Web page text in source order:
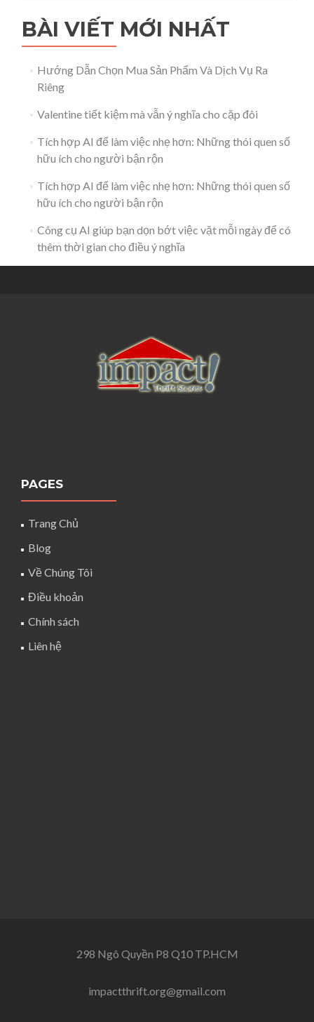
BÀI VIẾT MỚI NHẤT
Hướng Dẫn Chọn Mua Sản Phẩm Và Dịch Vụ Ra
Riêng
Valentine tiết kiệm mà vẫn ý nghĩa cho cặp đôi
Tích hợp AI để làm việc nhẹ hơn: Những thói quen số
hữu ích cho người bận rộn
Tích hợp AI để làm việc nhẹ hơn: Những thói quen số
hữu ích cho người bận rộn
Công cụ AI giúp bạn dọn bớt việc vặt mỗi ngày để có
thêm thời gian cho điều ý nghĩa
PAGES
Trang Chủ
Blog
Về Chúng Tôi
Điều khoản
Chính sách
Liên hệ
298 Ngô Quyền P8 Q10 TP.HCM
impactthrift.org@gmail.com